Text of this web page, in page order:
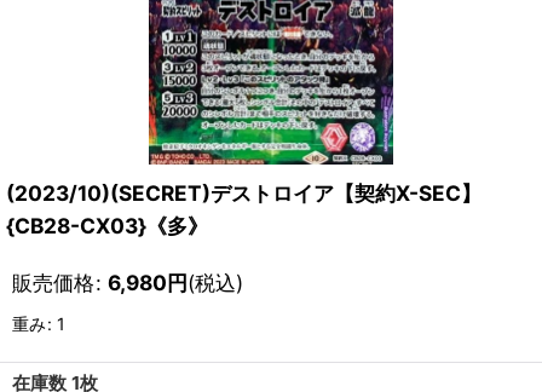
(2023/10)(SECRET)デストロイア【契約X-SEC】
{CB28-CX03}《多》
販売価格: 6,980円(税込)
重み: 1
在庫数 1枚